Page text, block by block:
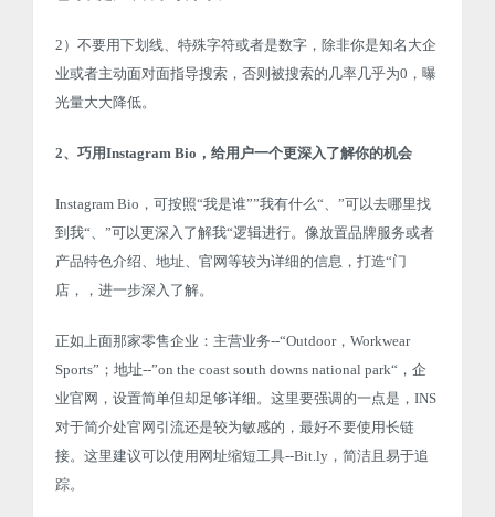
2）不要用下划线、特殊字符或者是数字，除非你是知名大企
业或者主动面对面指导搜索，否则被搜索的几率几乎为0，曝
光量大大降低。
2、巧用Instagram Bio，给用户一个更深入了解你的机会
Instagram Bio，可按照“我是谁””我有什么“、”可以去哪里找
到我“、”可以更深入了解我“逻辑进行。像放置品牌服务或者
产品特色介绍、地址、官网等较为详细的信息，打造“门
店，，进一步深入了解。
正如上面那家零售企业：主营业务--“Outdoor，Workwear
Sports”；地址--”on the coast south downs national park“，企
业官网，设置简单但却足够详细。这里要强调的一点是，INS
对于简介处官网引流还是较为敏感的，最好不要使用长链
接。这里建议可以使用网址缩短工具--Bit.ly，简洁且易于追
踪。